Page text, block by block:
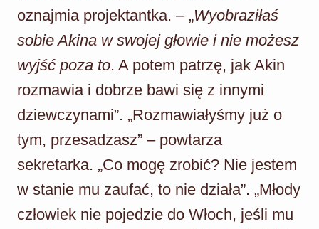
oznajmia projektantka. – „Wyobraziłaś
sobie Akina w swojej głowie i nie możesz
wyjść poza to. A potem patrzę, jak Akin
rozmawia i dobrze bawi się z innymi
dziewczynami”. „Rozmawiałyśmy już o
tym, przesadzasz” – powtarza
sekretarka. „Co mogę zrobić? Nie jestem
w stanie mu zaufać, to nie działa”. „Młody
człowiek nie pojedzie do Włoch, jeśli mu